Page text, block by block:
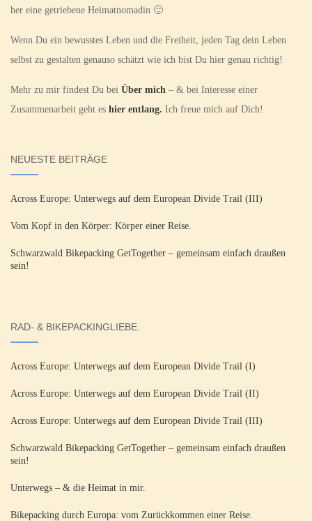
her eine getriebene Heimatnomadin 🙂
Wenn Du ein bewusstes Leben und die Freiheit, jeden Tag dein Leben
selbst zu gestalten genauso schätzt wie ich bist Du hier genau richtig!
Mehr zu mir findest Du bei Über mich – & bei Interesse einer
Zusammenarbeit geht es hier entlang. Ich freue mich auf Dich!
NEUESTE BEITRÄGE
Across Europe: Unterwegs auf dem European Divide Trail (III)
Vom Kopf in den Körper: Körper einer Reise.
Schwarzwald Bikepacking GetTogether – gemeinsam einfach draußen
sein!
RAD- & BIKEPACKINGLIEBE.
Across Europe: Unterwegs auf dem European Divide Trail (I)
Across Europe: Unterwegs auf dem European Divide Trail (II)
Across Europe: Unterwegs auf dem European Divide Trail (III)
Schwarzwald Bikepacking GetTogether – gemeinsam einfach draußen
sein!
Unterwegs – & die Heimat in mir.
Bikepacking durch Europa: vom Zurückkommen einer Reise.